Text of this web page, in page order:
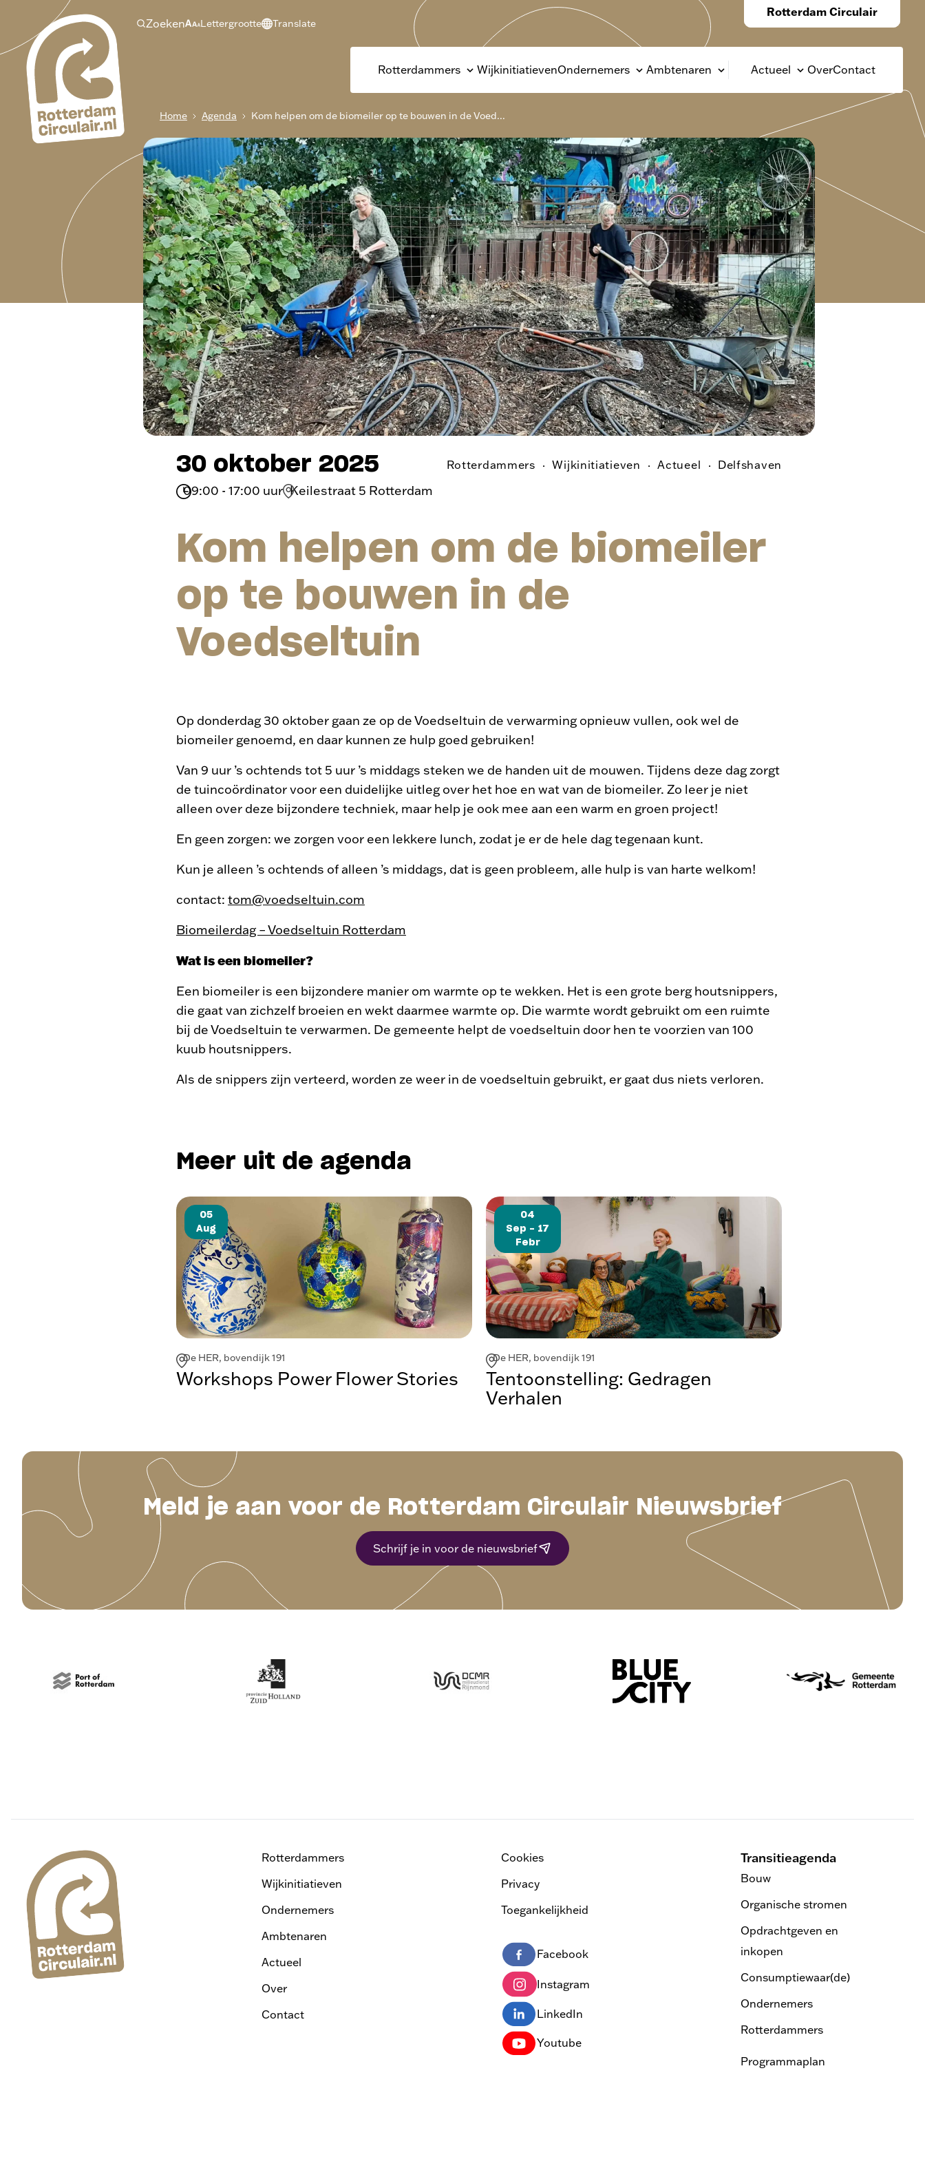
hoofdinhoud
Zoeken Lettergrootte Translate
Rotterdammers WijkinitiatievenOndernemers Ambtenaren Actueel OverContact
Rotterdam Circulair
Breadcrumb
Home Agenda Kom helpen om de biomeiler op te bouwen in de Voed...
30 oktober 2025 Rotterdammers Wijkinitiatieven Actueel Delfshaven
09:00 - 17:00 uur Keilestraat 5 Rotterdam
Kom helpen om de biomeiler
op te bouwen in de
Voedseltuin
Op donderdag 30 oktober gaan ze op de Voedseltuin de verwarming opnieuw vullen, ook wel de
biomeiler genoemd, en daar kunnen ze hulp goed gebruiken!
Van 9 uur ’s ochtends tot 5 uur ’s middags steken we de handen uit de mouwen. Tijdens deze dag zorgt
de tuincoördinator voor een duidelijke uitleg over het hoe en wat van de biomeiler. Zo leer je niet
alleen over deze bijzondere techniek, maar help je ook mee aan een warm en groen project!
En geen zorgen: we zorgen voor een lekkere lunch, zodat je er de hele dag tegenaan kunt.
Kun je alleen ’s ochtends of alleen ’s middags, dat is geen probleem, alle hulp is van harte welkom!
contact: tom@voedseltuin.com
Biomeilerdag – Voedseltuin Rotterdam
Wat is een biomeiler?
Een biomeiler is een bijzondere manier om warmte op te wekken. Het is een grote berg houtsnippers,
die gaat van zichzelf broeien en wekt daarmee warmte op. Die warmte wordt gebruikt om een ruimte
bij de Voedseltuin te verwarmen. De gemeente helpt de voedseltuin door hen te voorzien van 100
kuub houtsnippers.
Als de snippers zijn verteerd, worden ze weer in de voedseltuin gebruikt, er gaat dus niets verloren.
Meer uit de agenda
05
Aug
De HER, bovendijk 191
Workshops Power Flower Stories
04
Sep - 17
Febr
De HER, bovendijk 191
Tentoonstelling: Gedragen
Verhalen
Meld je aan voor de Rotterdam Circulair Nieuwsbrief
Schrijf je in voor de nieuwsbrief
Rotterdammers
Wijkinitiatieven
Ondernemers
Ambtenaren
Actueel
Over
Contact
Cookies
Privacy
Toegankelijkheid
Facebook
Instagram
LinkedIn
Youtube
Transitieagenda
Bouw
Organische stromen
Opdrachtgeven en
inkopen
Consumptiewaar(de)
Ondernemers
Rotterdammers
Programmaplan